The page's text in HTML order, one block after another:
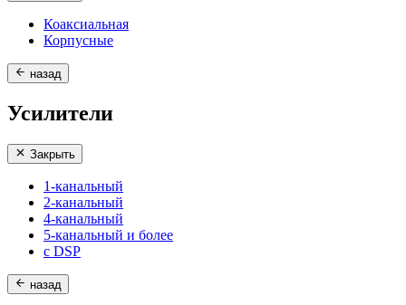
Коаксиальная
Корпусные
назад
Усилители
Закрыть
1-канальный
2-канальный
4-канальный
5-канальный и более
с DSP
назад